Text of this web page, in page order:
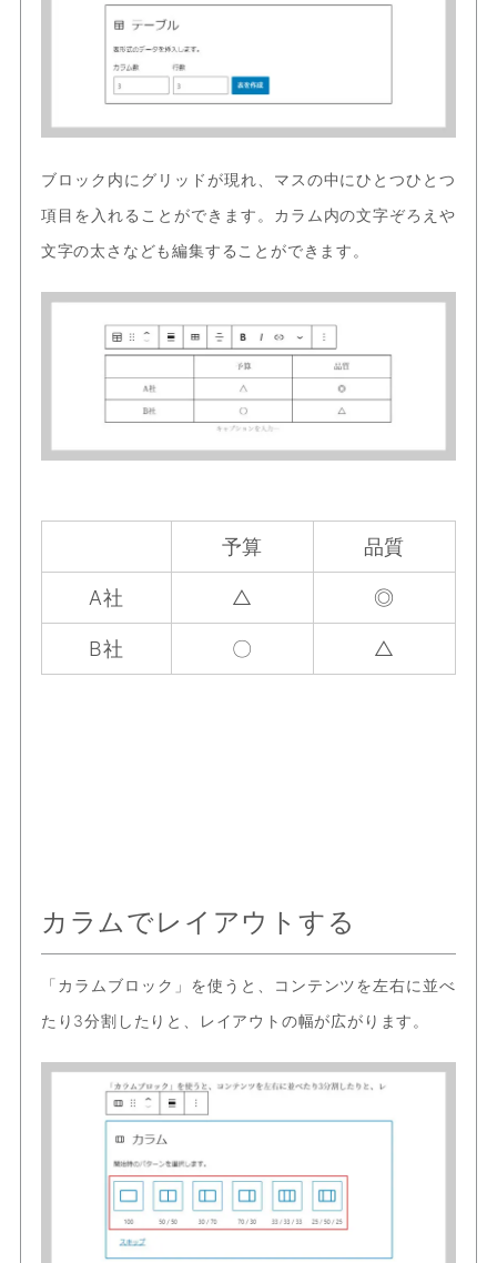
ブロック内にグリッドが現れ、マスの中にひとつひとつ
項目を入れることができます。カラム内の文字ぞろえや
文字の太さなども編集することができます。
予算 品質
A社 △ ◎
B社 〇 △
カラムでレイアウトする
「カラムブロック」を使うと、コンテンツを左右に並べ
たり3分割したりと、レイアウトの幅が広がります。